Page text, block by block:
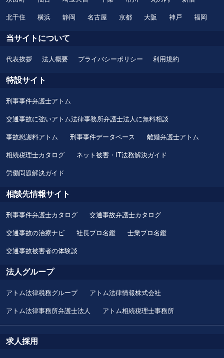
北千住 横浜 静岡 名古屋 京都 大阪 神戸 福岡
当サイトについて
代表挨拶 法人概要 プライバシーポリシー 利用規約
特設サイト
刑事事件弁護士アトム
交通事故に強いアトム法律事務所弁護士法人に無料相談
事故慰謝料アトム 刑事事件データベース 離婚弁護士アトム
相続税理士カタログ ネット被害・IT法務解決ガイド
労働問題解決ガイド
相談先情報サイト
刑事事件弁護士カタログ 交通事故弁護士カタログ
交通事故の治療ナビ 社長プロ名鑑 士業プロ名鑑
交通事故被害者の体験談
法人グループ
アトム法律税務グループ アトム法律情報株式会社
アトム法律事務所弁護士法人 アトム相続税理士事務所
求人採用